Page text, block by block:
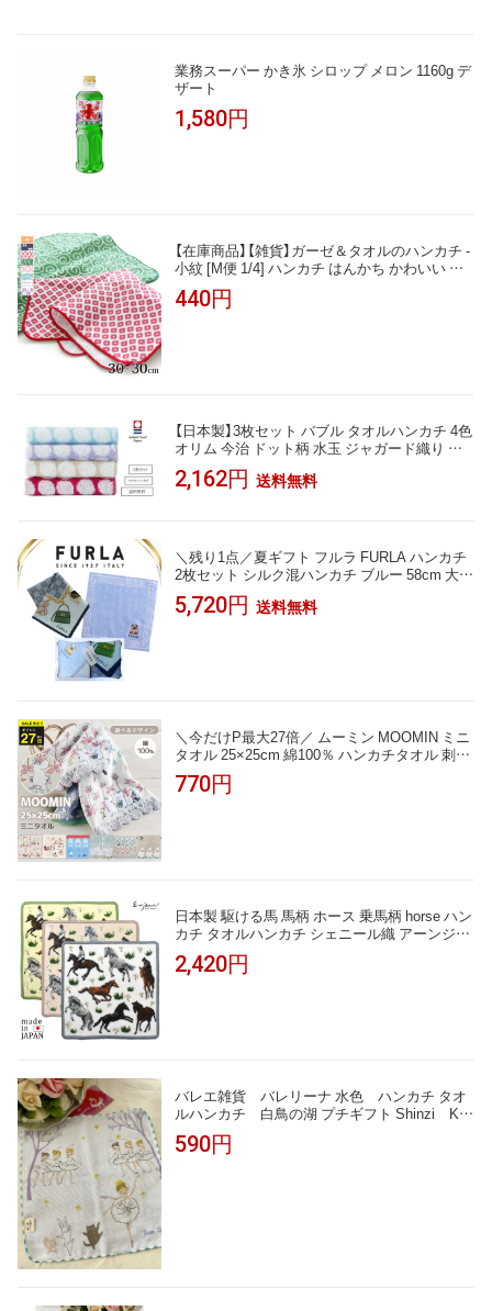
業務スーパー かき氷 シロップ メロン 1160g デ
ザート
1,580円
【在庫商品】【雑貨】ガーゼ＆タオルのハンカチ -
小紋 [M便 1/4] ハンカチ はんかち かわいい レ
ディース プレゼント ガーゼ パイル 柔らか や
わらか 使いやすい 吸水
440円
【日本製】3枚セット バブル タオルハンカチ 4色
オリム 今治 ドット柄 水玉 ジャガード織り タ
オル たおる ハンカチ はんかち コンパクト 綿
コットン ふんわり やわらかい 可愛い お洒落
2,162円 送料無料
＼残り1点／夏ギフト フルラ FURLA ハンカチ
2枚セット シルク混ハンカチ ブルー 58cm 大判
タオルハンカチ ブルー 23cm 高級 海外 イタリ
ア レディース ブランド ギフト プレゼント 女
5,720円 送料無料
＼今だけP最大27倍／ ムーミン MOOMIN ミニ
タオル 25×25cm 綿100％ ハンカチタオル 刺繍
北欧 キャラクター コンパクトサイズ 持ち歩き
ポケットサイズ かわいい おしゃれ 大人 子供
770円
日本製 駆ける馬 馬柄 ホース 乗馬柄 horse ハン
カチ タオルハンカチ シェニール織 アーンジョ
ー ギフト プレゼント
2,420円
バレエ雑貨 バレリーナ 水色 ハンカチ タオ
ルハンカチ 白鳥の湖 プチギフト Shinzi Kat
oh 発表会プレゼント
590円